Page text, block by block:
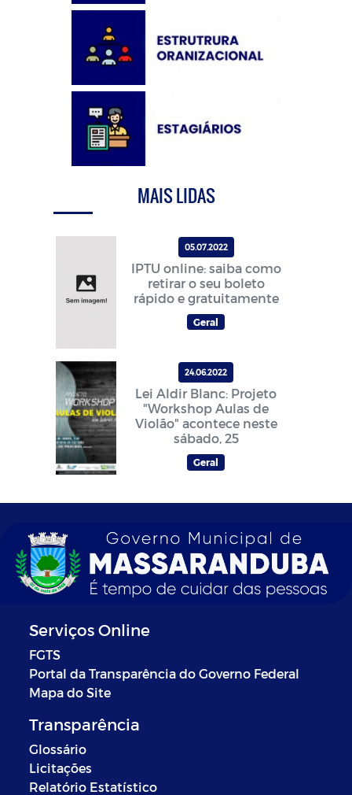
MAIS LIDAS
05.07.2022
IPTU online: saiba como
retirar o seu boleto
rápido e gratuitamente
Geral
24.06.2022
Lei Aldir Blanc: Projeto
"Workshop Aulas de
Violão" acontece neste
sábado, 25
Geral
Serviços Online
FGTS
Portal da Transparência do Governo Federal
Mapa do Site
Transparência
Glossário
Licitações
Relatório Estatístico